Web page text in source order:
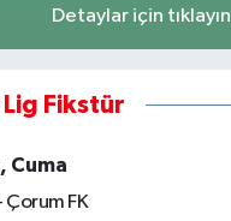
Detaylar için tıklayın
Fikstür
Cuma
Çorum FK